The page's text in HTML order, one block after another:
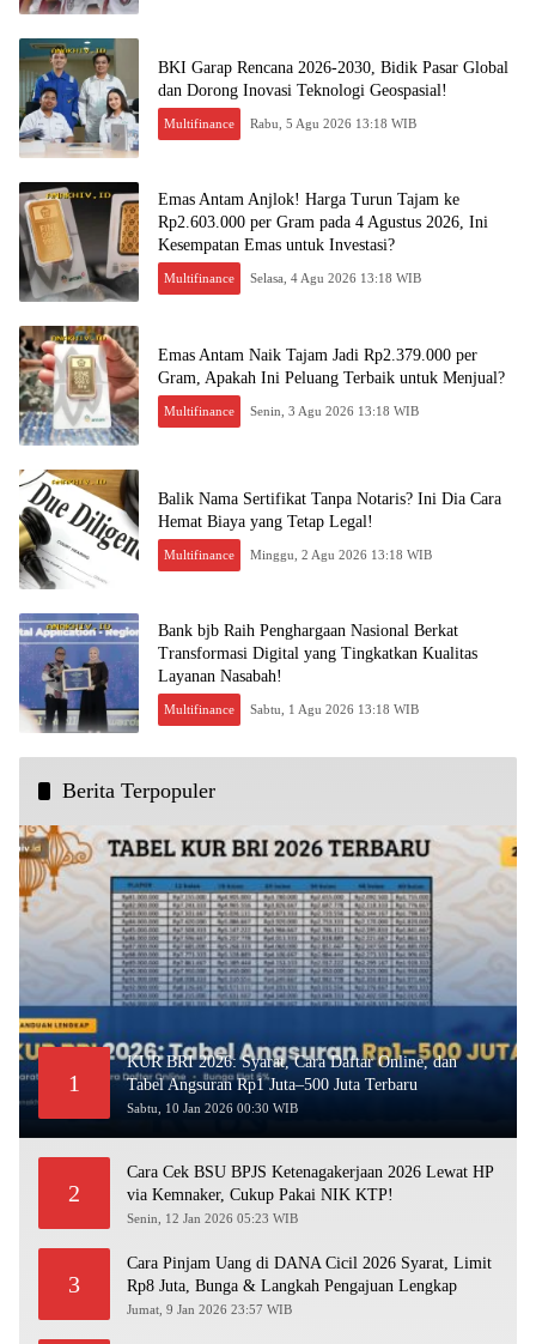
BKI Garap Rencana 2026-2030, Bidik Pasar Global
dan Dorong Inovasi Teknologi Geospasial!
Multifinance Rabu, 5 Agu 2026 13:18 WIB
Emas Antam Anjlok! Harga Turun Tajam ke
Rp2.603.000 per Gram pada 4 Agustus 2026, Ini
Kesempatan Emas untuk Investasi?
Multifinance Selasa, 4 Agu 2026 13:18 WIB
Emas Antam Naik Tajam Jadi Rp2.379.000 per
Gram, Apakah Ini Peluang Terbaik untuk Menjual?
Multifinance Senin, 3 Agu 2026 13:18 WIB
Balik Nama Sertifikat Tanpa Notaris? Ini Dia Cara
Hemat Biaya yang Tetap Legal!
Multifinance Minggu, 2 Agu 2026 13:18 WIB
Bank bjb Raih Penghargaan Nasional Berkat
Transformasi Digital yang Tingkatkan Kualitas
Layanan Nasabah!
Multifinance Sabtu, 1 Agu 2026 13:18 WIB
Berita Terpopuler
1
KUR BRI 2026: Syarat, Cara Daftar Online, dan
Tabel Angsuran Rp1 Juta–500 Juta Terbaru
Sabtu, 10 Jan 2026 00:30 WIB
2
Cara Cek BSU BPJS Ketenagakerjaan 2026 Lewat HP
via Kemnaker, Cukup Pakai NIK KTP!
Senin, 12 Jan 2026 05:23 WIB
3
Cara Pinjam Uang di DANA Cicil 2026 Syarat, Limit
Rp8 Juta, Bunga & Langkah Pengajuan Lengkap
Jumat, 9 Jan 2026 23:57 WIB